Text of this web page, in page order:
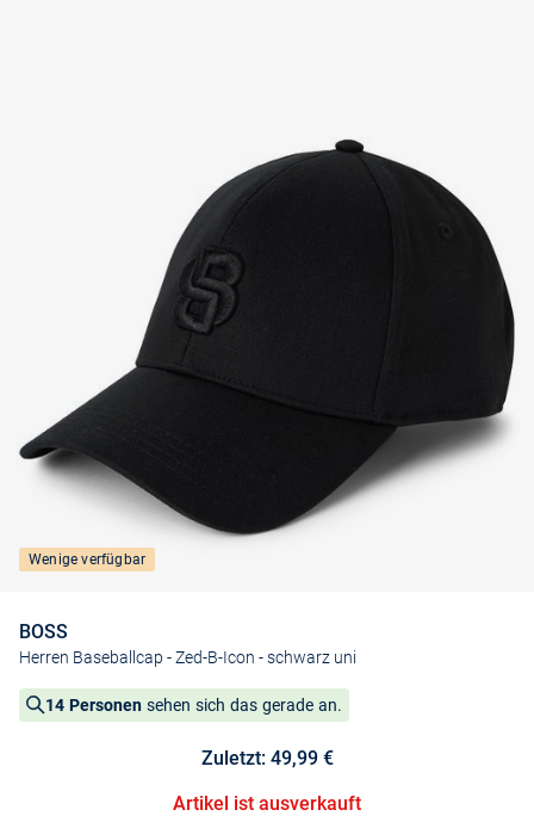
Wenige verfügbar
BOSS
Herren Baseballcap - Zed-B-Icon - schwarz uni
14 Personen sehen sich das gerade an.
Zuletzt: 49,99 €
Artikel ist ausverkauft